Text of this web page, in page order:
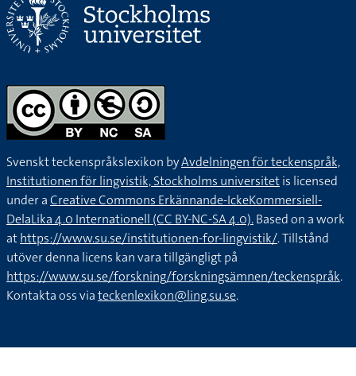
Svenskt teckenspråkslexikon byAvdelningen för teckenspråk,
Institutionen för lingvistik, Stockholms universitetis licensed
under aCreative Commons Erkännande-IckeKommersiell-
DelaLika 4.0 Internationell (CC BY-NC-SA 4.0).Based on a work
athttps://www.su.se/institutionen-for-lingvistik/. Tillstånd
utöver denna licens kan vara tillgängligt på
https://www.su.se/forskning/forskningsämnen/teckenspråk.
Kontakta oss viateckenlexikon@ling.su.se.